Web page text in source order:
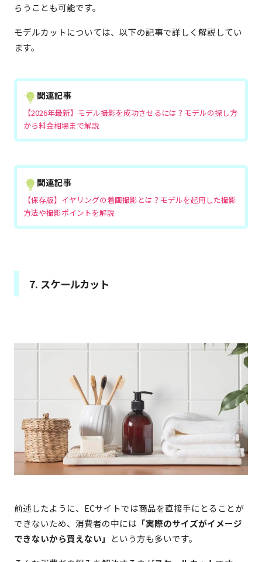
らうことも可能です。
モデルカットについては、以下の記事で詳しく解説してい
ます。
関連記事
【2026年最新】モデル撮影を成功させるには？モデルの探し方
から料金相場まで解説
関連記事
【保存版】イヤリングの着画撮影とは？モデルを起用した撮影
方法や撮影ポイントを解説
7. スケールカット
前述したように、ECサイトでは商品を直接手にとることが
できないため、消費者の中には 「実際のサイズがイメージ
できないから買えない」
という方も多いです。